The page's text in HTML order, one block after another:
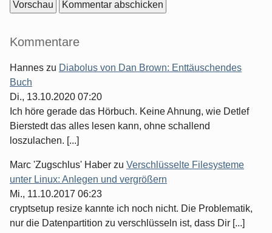
Seitenleiste
Kommentare
Hannes zu Diabolus von Dan Brown: Enttäuschendes
Buch
Di., 13.10.2020 07:20
Ich höre gerade das Hörbuch. Keine Ahnung, wie Detlef
Bierstedt das alles lesen kann, ohne schallend
loszulachen. [...]
Marc 'Zugschlus' Haber zu Verschlüsselte Filesysteme
unter Linux: Anlegen und vergrößern
Mi., 11.10.2017 06:23
cryptsetup resize kannte ich noch nicht. Die Problematik,
nur die Datenpartition zu verschlüsseln ist, dass Dir [...]